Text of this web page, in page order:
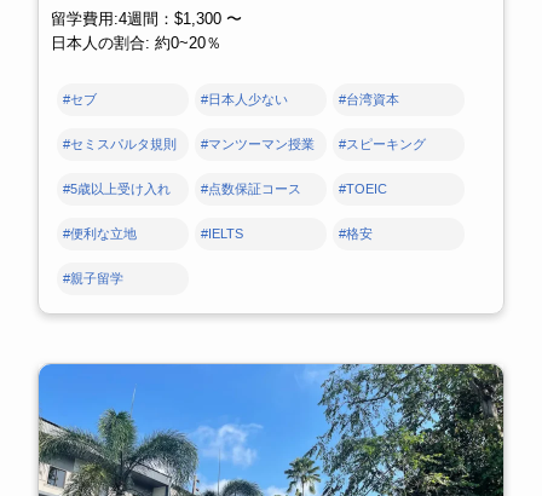
留学費用:4週間：$1,300 〜
日本人の割合: 約0~20％
#セブ #日本人少ない #台湾資本
#セミスパルタ規則 #マンツーマン授業 #スピーキング
#5歳以上受け入れ #点数保証コース #TOEIC
#便利な立地 #IELTS #格安
#親子留学